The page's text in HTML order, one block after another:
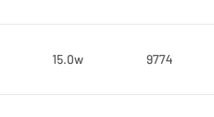
15.0w 9774